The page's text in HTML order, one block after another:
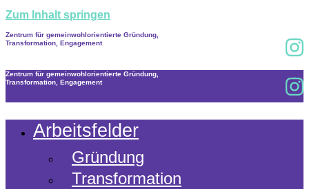
Zum Inhalt springen
Zentrum für gemeinwohlorientierte Gründung,
Transformation, Engagement
Zentrum für gemeinwohlorientierte Gründung,
Transformation, Engagement
Arbeitsfelder
Gründung
Transformation